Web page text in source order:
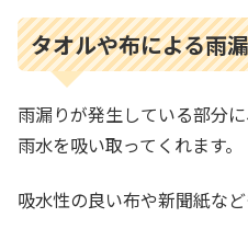
タオルや布による雨
雨漏りが発生している部分
雨水を吸い取ってくれます。
吸水性の良い布や新聞紙など